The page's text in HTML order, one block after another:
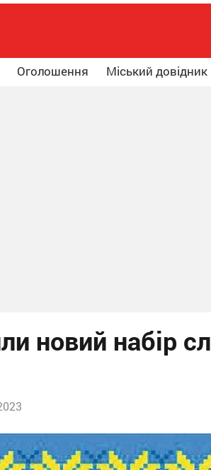
Оголошення Міський довідник
новий набір